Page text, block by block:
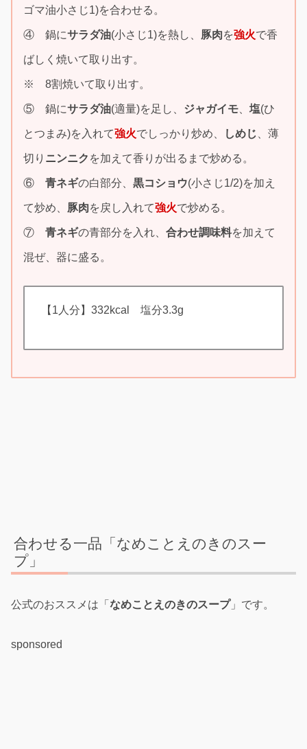
ゴマ油小さじ1)を合わせる。
④ 鍋にサラダ油(小さじ1)を熱し、 豚肉を強火で香
ばしく焼いて取り出す。
※ 8割焼いて取り出す。
⑤ 鍋にサラダ油(適量)を足し、 ジャガイモ 塩(ひ
とつまみ)を入れて強火でしっかり炒め、 しめじ 、薄
切り ニンニク を加えて香りが出るまで炒める。
⑥ 青ネギの白部分、 黒コショウ(小さじ1/2)を加え
て炒め、 豚肉を戻し入れて強火で炒める。
⑦ 青ネギの青部分を入れ、 合わせ調味料を加えて
混ぜ、器に盛る。
【1人分】332kcal 塩分3.3g
合わせる一品「なめことえのきのスー
プ」
公式のおススメは「 なめことえのきのスープ」です。
sponsored